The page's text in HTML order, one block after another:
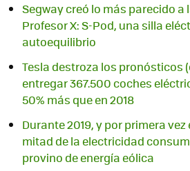
Segway creó lo más parecido a
Profesor X: S-Pod, una silla
autoequilibrio
Tesla destroza los pronósticos
entregar 367.500 coches
50% más que en 2018
Durante 2019, y por primera
mitad de la electricidad
provino de energía eólica